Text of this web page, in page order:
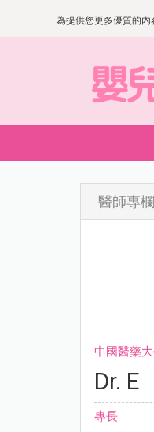
為提供您更多優質的
醫師專欄
中國醫藥
Dr. E
專長